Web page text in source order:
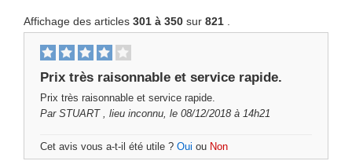
Affichage des articles 301 à 350 sur 821
Prix ​​très raisonnable et service rapide.
Prix ​​très raisonnable et service rapide.
Par STUART, lieu inconnu, le 08/12/2018 à 14h21
Cet avis vous a-t-il été utile ? Oui ou Non